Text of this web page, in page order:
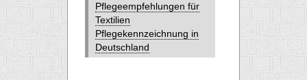
Pflegeempfehlungen für
Textilien
Pflegekennzeichnung in
Deutschland